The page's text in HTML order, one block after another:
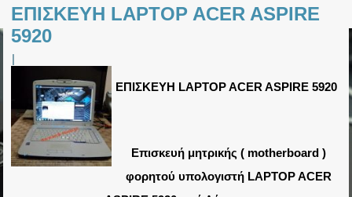
ΕΠΙΣΚΕΥΗ LAPTOP ACER ASPIRE
5920
|
ΕΠΙΣΚΕΥΗ LAPTOP ACER ASPIRE 5920
Επισκευή μητρικής ( motherboard )
φορητού υπολογιστή LAPTOP ACER